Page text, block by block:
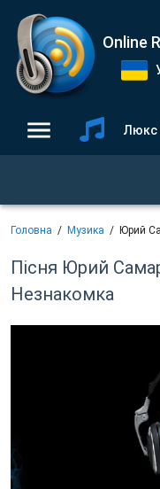
Online
Головна Музика Юрий
Пісня Юрий
Незнакомка